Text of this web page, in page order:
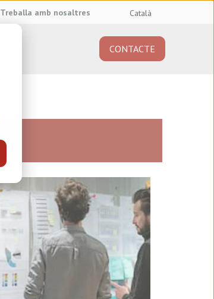
Treballa amb nosaltres Català
CONTACTE